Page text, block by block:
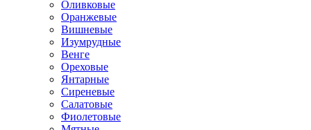
Оливковые
Оранжевые
Вишневые
Изумрудные
Венге
Ореховые
Янтарные
Сиреневые
Салатовые
Фиолетовые